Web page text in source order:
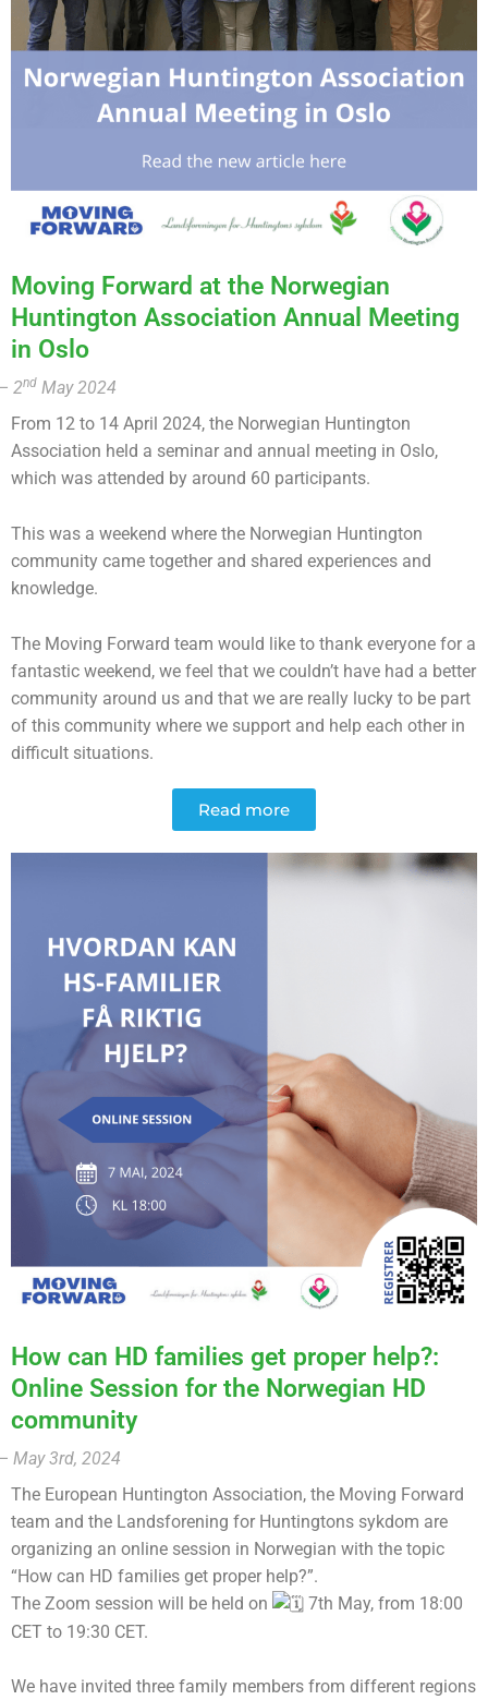
Moving Forward at the Norwegian
Huntington Association Annual Meeting
in Oslo
2nd May 2024
From 12 to 14 April 2024, the Norwegian Huntington
Association held a seminar and annual meeting in Oslo,
which was attended by around 60 participants.
This was a weekend where the Norwegian Huntington
community came together and shared experiences and
knowledge.
The Moving Forward team would like to thank everyone for a
fantastic weekend, we feel that we couldn’t have had a better
community around us and that we are really lucky to be part
of this community where we support and help each other in
difficult situations.
Read more
How can HD families get proper help?:
Online Session for the Norwegian HD
community
May 3rd, 2024
The European Huntington Association, the Moving Forward
team and the Landsforening for Huntingtons sykdom are
organizing an online session in Norwegian with the topic
“How can HD families get proper help?”.
The Zoom session will be held on
7th May, from 18:00
CET to 19:30 CET.
We have invited three family members from different regions